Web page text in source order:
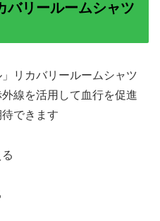
バリールームシャツ
リカバリールームシャツ
線を活用して血行を促進
できます